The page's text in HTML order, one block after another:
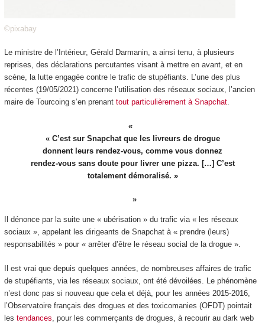
©pixabay
Le ministre de l’Intérieur, Gérald Darmanin, a ainsi tenu, à plusieurs
reprises, des déclarations percutantes visant à mettre en avant, et en
scène, la lutte engagée contre le trafic de stupéfiants. L’une des plus
récentes (19/05/2021) concerne l’utilisation des réseaux sociaux, l’ancien
maire de Tourcoing s’en prenant tout particulièrement à Snapchat.
« C’est sur Snapchat que les livreurs de drogue
donnent leurs rendez-vous, comme vous donnez
rendez-vous sans doute pour livrer une pizza. […] C’est
totalement démoralisé. »
Il dénonce par la suite une « ubérisation » du trafic via « les réseaux
sociaux », appelant les dirigeants de Snapchat à « prendre (leurs)
responsabilités » pour « arrêter d’être le réseau social de la drogue ».
Il est vrai que depuis quelques années, de nombreuses affaires de trafic
de stupéfiants, via les réseaux sociaux, ont été dévoilées. Le phénomène
n’est donc pas si nouveau que cela et déjà, pour les années 2015-2016,
l’Observatoire français des drogues et des toxicomanies (OFDT) pointait
les tendances , pour les commerçants de drogues, à recourir au dark web